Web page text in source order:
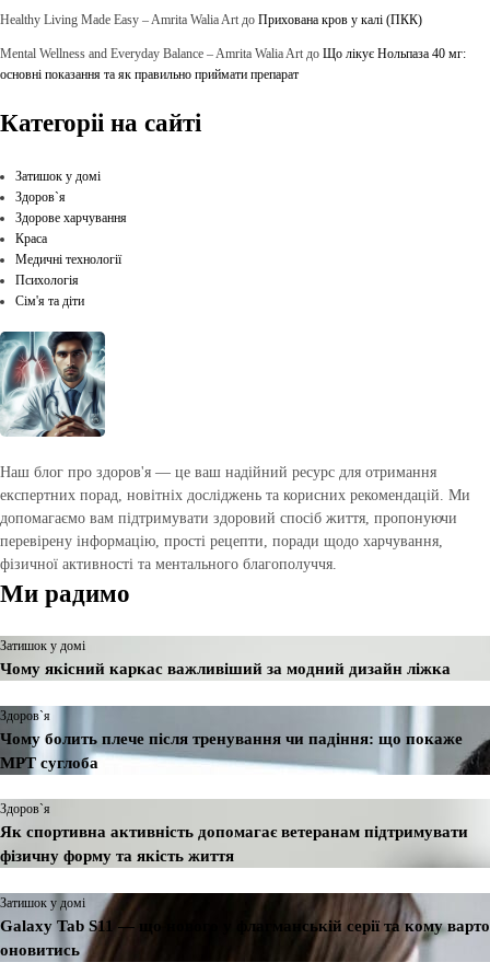
Healthy Living Made Easy – Amrita Walia Art до Прихована кров у калі (ПКК)
Mental Wellness and Everyday Balance – Amrita Walia Art до Що лікує Нольпаза 40 мг:
основні показання та як правильно приймати препарат
Категоріі на сайті
Затишок у домі
Здоров`я
Здорове харчування
Краса
Медичні технології
Психологія
Сім'я та діти
Наш блог про здоров'я — це ваш надійний ресурс для отримання
експертних порад, новітніх досліджень та корисних рекомендацій. Ми
допомагаємо вам підтримувати здоровий спосіб життя, пропонуючи
перевірену інформацію, прості рецепти, поради щодо харчування,
фізичної активності та ментального благополуччя.
Ми радимо
Затишок у домі
Чому якісний каркас важливіший за модний дизайн ліжка
Здоров`я
Чому болить плече після тренування чи падіння: що покаже
МРТ суглоба
Здоров`я
Як спортивна активність допомагає ветеранам підтримувати
фізичну форму та якість життя
Затишок у домі
Galaxy Tab S11 — що нового у флагманській серії та кому варто
оновитись